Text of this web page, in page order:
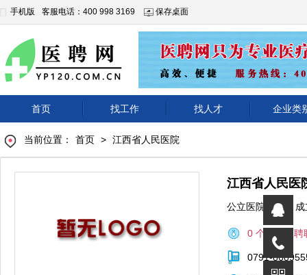
手机版 客服电话：400 998 3169 保存桌面
首页 找工作 找人才 企业类
当前位置： 首页 > 江西省人民医院
江西省人民医
公立医院 |
0 个正在招聘
0791-